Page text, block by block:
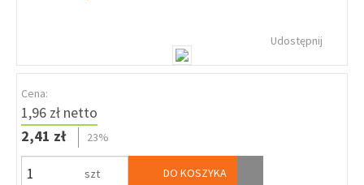
Udostępnij
Cena:
1,96 zł netto
2,41 zł
23%
szt DO KOSZYKA